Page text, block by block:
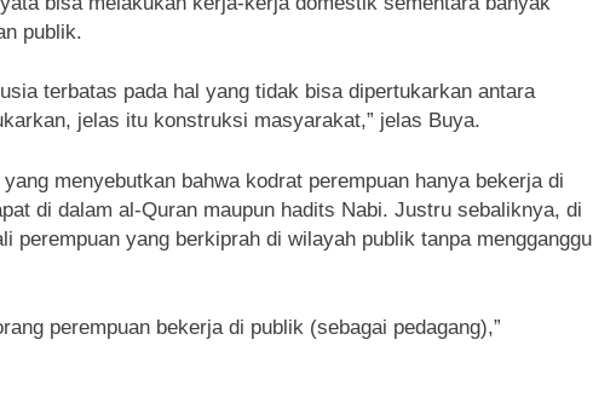
publik.
terbatas pada hal yang tidak bisa dipertukarkan antara
jelas itu konstruksi masyarakat,” jelas Buya.
menyebutkan bahwa kodrat perempuan hanya bekerja di
di dalam al-Quran maupun hadits Nabi. Justru sebaliknya, di
perempuan yang berkiprah di wilayah publik tanpa mengganggu
perempuan bekerja di publik (sebagai pedagang),”